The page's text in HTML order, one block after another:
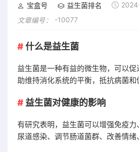
宝盒号 益生菌排名
文章编号：
-10077
什么是益生菌
益生菌是一种有益的微生物，可以
助维持消化系统的平衡，抵抗病菌和
益生菌对健康的影响
有研究表明，益生菌可以增强免疫
尿道感染、调节肠道菌群、改善情绪